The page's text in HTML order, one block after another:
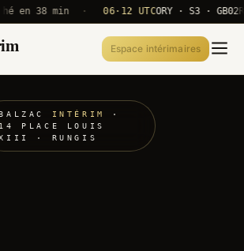
38 min · 06·12 UTC ORY · S3 · GB02
Espace intérimaires
INTÉRIM
·
14 PLACE LOUIS
· RUNGIS